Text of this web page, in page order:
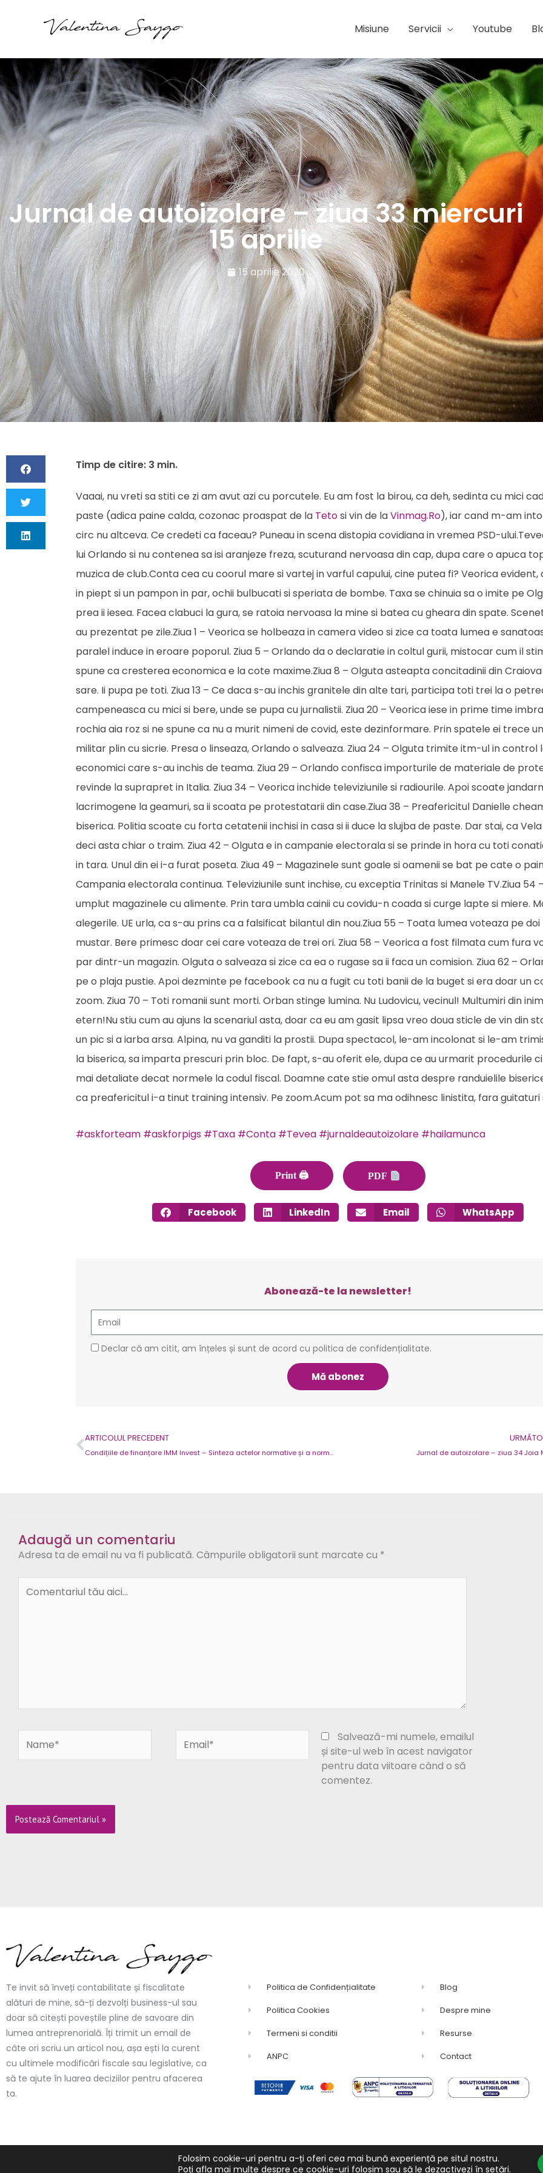
Misiune Servicii Youtube
Jurnal de autoizolare – ziua 33 miercuri
15 aprilie
15 aprilie 2020
Vaaai, nu vreti sa stiti ce zi am avut azi cu porcutele. Eu am fost la birou, ca deh, sedinta cu mici
paste (adica paine calda, cozonac proaspat de la Tetosi vin de laVinmag.Ro), iar cand m-am
circ nu altceva. Ce credeti ca faceau? Puneau in scena distopia covidiana in vremea PSD-
lui Orlando si nu contenea sa isi aranjeze freza, scuturand nervoasa din cap, dupa care o apuca
muzica de club.Conta cea cu coorul mare si vartej in varful capului, cine putea fi? Veorica evident,
in piept si un pampon in par, ochii bulbucati si speriata de bombe. Taxa se chinuia sa o imite pe
prea ii iesea. Facea clabuci la gura, se ratoia nervoasa la mine si batea cu gheara din spate.
au prezentat pe zile.Ziua 1 – Veorica se holbeaza in camera video si zice ca toata lumea e
paralel induce in eroare poporul. Ziua 5 – Orlando da o declaratie in coltul gurii, mistocar cum il
spune ca cresterea economica e la cote maxime.Ziua 8 – Olguta asteapta concitadinii din
sare. Ii pupa pe toti. Ziua 13 – Ce daca s-au inchis granitele din alte tari, participa toti trei la o
campeneasca cu mici si bere, unde se pupa cu jurnalistii. Ziua 20 – Veorica iese in prime time
rochia aia roz si ne spune ca nu a murit nimeni de covid, este dezinformare. Prin spatele ei trece
militar plin cu sicrie. Presa o linseaza, Orlando o salveaza. Ziua 24 – Olguta trimite itm-ul in control
economici care s-au inchis de teama. Ziua 29 – Orlando confisca importurile de materiale de
revinde la suprapret in Italia. Ziua 34 – Veorica inchide televiziunile si radiourile. Apoi scoate
lacrimogene la geamuri, sa ii scoata pe protestatarii din case.Ziua 38 – Preafericitul Danielle
biserica. Politia scoate cu forta cetatenii inchisi in casa si ii duce la slujba de paste. Dar stai, ca Vela
deci asta chiar o traim. Ziua 42 – Olguta e in campanie electorala si se prinde in hora cu toti
in tara. Unul din ei i-a furat poseta. Ziua 49 – Magazinele sunt goale si oamenii se bat pe cate o
Campania electorala continua. Televiziunile sunt inchise, cu exceptia Trinitas si Manele TV.Ziua 54
umplut magazinele cu alimente. Prin tara umbla cainii cu covidu-n coada si curge lapte si miere.
alegerile. UE urla, ca s-au prins ca a falsificat bilantul din nou.Ziua 55 – Toata lumea voteaza pe
mustar. Bere primesc doar cei care voteaza de trei ori. Ziua 58 – Veorica a fost filmata cum fura
par dintr-un magazin. Olguta o salveaza si zice ca ea o rugase sa ii faca un comision. Ziua 62 –
pe o plaja pustie. Apoi dezminte pe facebook ca nu a fugit cu toti banii de la buget si era doar un
zoom. Ziua 70 – Toti romanii sunt morti. Orban stinge lumina. Nu Ludovicu, vecinul! Multumiri din
etern!Nu stiu cum au ajuns la scenariul asta, doar ca eu am gasit lipsa vreo doua sticle de vin din
un pic si a iarba arsa. Alpina, nu va ganditi la prostii. Dupa spectacol, le-am incolonat si le-am
la biserica, sa imparta prescuri prin bloc. De fapt, s-au oferit ele, dupa ce au urmarit procedurile
mai detaliate decat normele la codul fiscal. Doamne cate stie omul asta despre randuielile
ca preafericitul i-a tinut training intensiv. Pe zoom.Acum pot sa ma odihnesc linistita, fara guitaturi
#askforteam #askforpigs #Taxa #Conta #Tevea #jurnaldeautoizolare #hailamunca
Print 🖨 PDF
Facebook LinkedIn Email WhatsApp
Abonează-te la newsletter!
Email
GDPR
Declar că am citit, am înțeles și sunt de acord cu politica de confidențialitate.
Mă abonez
Prev
ARTICOLUL PRECEDENT
Condițiile de finanțare IMM Invest – Sinteza actelor normative și a normelor metodologice Jurnal de autoizolare – ziua 34 Joia
Adaugă un comentariu
Adresa ta de email nu va fi publicată. Câmpurile obligatorii sunt marcate cu *
tău
Salvează-mi numele, emailul
și site-ul web în acest navigator
pentru data viitoare când o să
comentez.
Te invit să înveți contabilitate și fiscalitate
alături de mine, să-ți dezvolți business-ul sau
doar să citești poveștile pline de savoare din
lumea antreprenorială. Îți trimit un email de
câte ori scriu un articol nou, așa ești la curent
cu ultimele modificări fiscale sau legislative, ca
să te ajute în luarea deciziilor pentru afacerea
ta.
Politica de Confidențialitate
Politica Cookies
Termeni si conditii
ANPC
Blog
Despre mine
Resurse
Contact
Copyright © 2023 ASK FOR CONSULTING SERVICES SRL. Toate drepturile rezervate.
Folosim cookie-uri pentru a-ți oferi cea mai bună experiență pe situl nostru.
Poți afla mai multe despre ce cookie-uri folosim sau să le dezactivezi în setări.